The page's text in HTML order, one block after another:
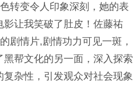
转变令人印象深刻，她的表
让我笑破了肚皮！佐藤祐
剧情片,剧情功力可见一斑，
帮文化的另一面，深入探索
杂性，引发观众对社会现象